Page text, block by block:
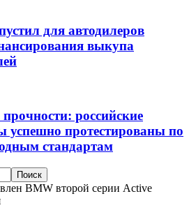
для автодилеров
выкупа
российские
успешно протестированы по
стандартам
BMW второй серии Active